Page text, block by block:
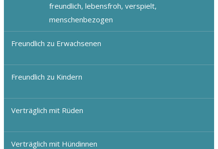
freundlich, lebensfroh, verspielt,
menschenbezogen
Freundlich zu Erwachsenen
Freundlich zu Kindern
Verträglich mit Rüden
Verträglich mit Hündinnen